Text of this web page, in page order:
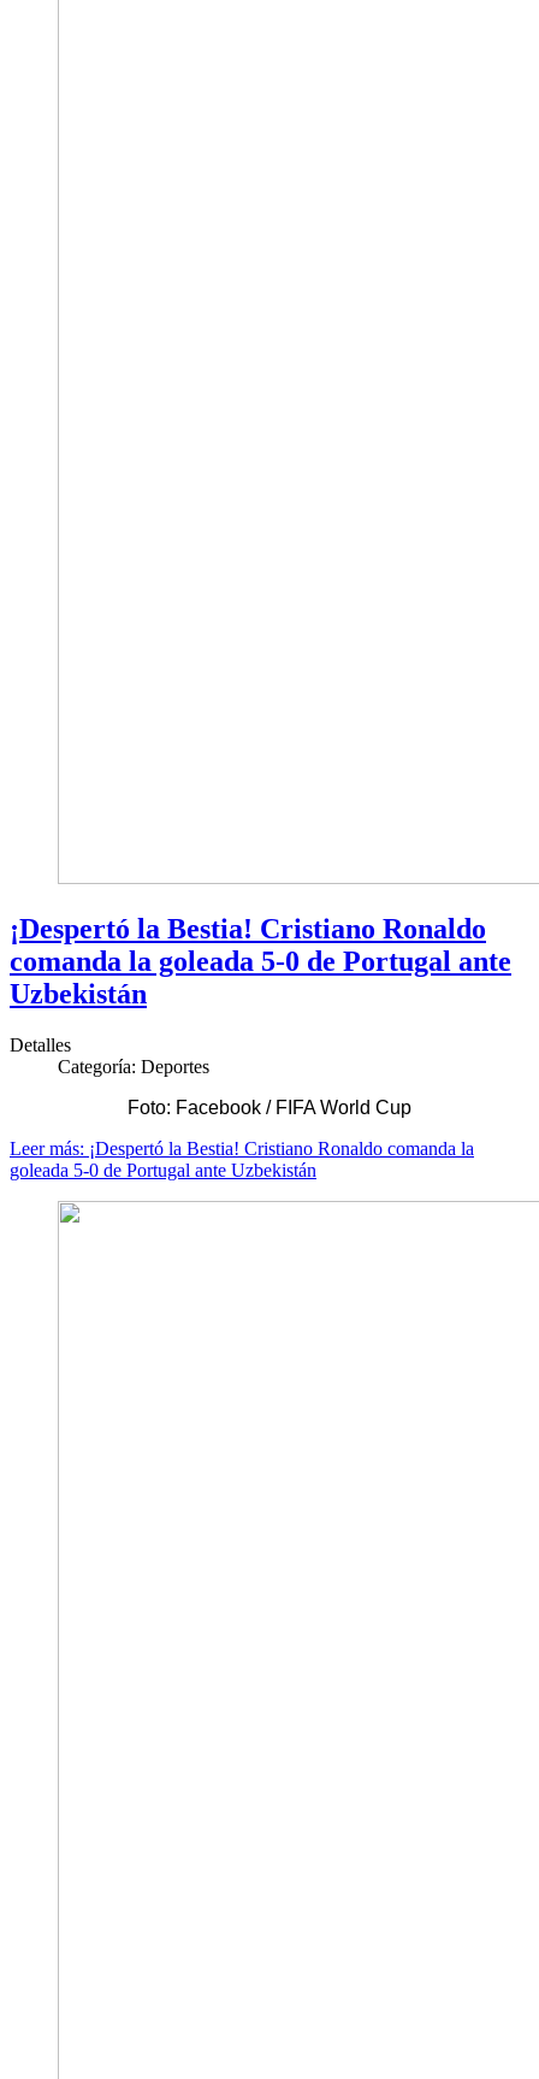
¡Despertó la Bestia! Cristiano Ronaldo
comanda la goleada 5-0 de Portugal ante
Uzbekistán
Detalles
Categoría: Deportes
Foto: Facebook / FIFA World Cup
Leer más: ¡Despertó la Bestia! Cristiano Ronaldo comanda la
goleada 5-0 de Portugal ante Uzbekistán